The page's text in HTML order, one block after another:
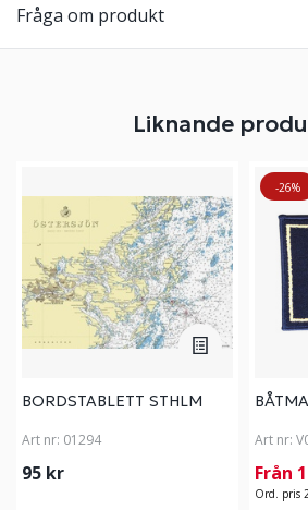
Fråga om produkt
Liknande
BORDSTABLETT STHLM
Art nr: 01294
95 kr
-26%
Art nr:
Från
Ord. pris